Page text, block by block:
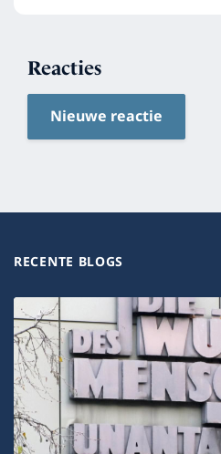
Reacties
Nieuwe reactie
RECENTE BLOGS